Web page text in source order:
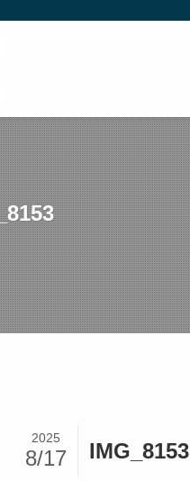
IMG_8153
2025
8/17